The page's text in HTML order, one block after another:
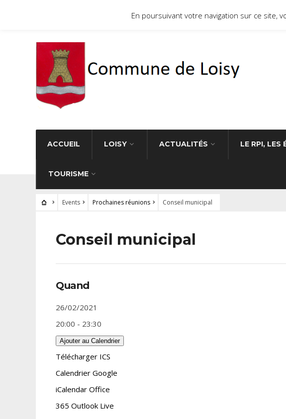
Site officiel de la commune de Loisy 71290
ACCUEIL LOISY ACTUALITÉS LE RPI, LES
TOURISME
Events Prochaines réunions Conseil municipal
Conseil municipal
Quand
26/02/2021
20:00 - 23:30
Ajouter au Calendrier
Télécharger ICS
Calendrier Google
iCalendar Office
365 Outlook Live
En poursuivant votre navigation sur ce site,